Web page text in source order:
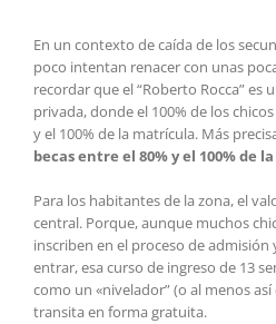
En un contexto de caída de los
poco intentan renacer con unas
recordar que el “Roberto Rocca”
privada, donde el 100% de los
y el 100% de la matrícula. Más
becas entre el 80% y el 100% de
Para los habitantes de la zona, el
central. Porque, aunque muchos
inscriben en el proceso de
entrar, esa curso de ingreso de 13
como un «nivelador” (o al menos
transita en forma gratuita.